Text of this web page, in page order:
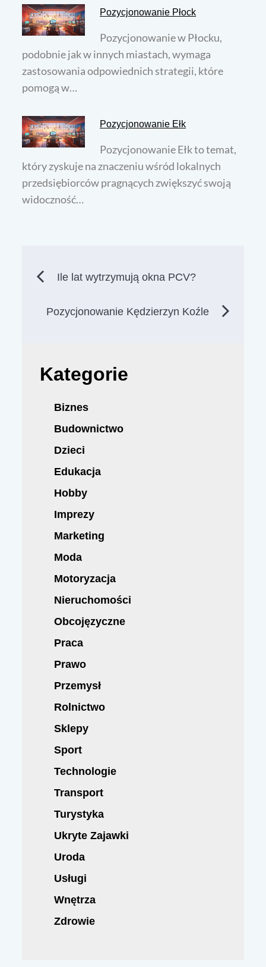
Pozycjonowanie Płock
Pozycjonowanie w Płocku,
podobnie jak w innych miastach, wymaga
zastosowania odpowiednich strategii, które
pomogą w…
Pozycjonowanie Ełk
Pozycjonowanie Ełk to temat,
który zyskuje na znaczeniu wśród lokalnych
przedsiębiorców pragnących zwiększyć swoją
widoczność…
Nawigacja
wpisu
Ile lat wytrzymują okna PCV?
Pozycjonowanie Kędzierzyn Koźle
Kategorie
Biznes
Budownictwo
Dzieci
Edukacja
Hobby
Imprezy
Marketing
Moda
Motoryzacja
Nieruchomości
Obcojęzyczne
Praca
Prawo
Przemysł
Rolnictwo
Sklepy
Sport
Technologie
Transport
Turystyka
Ukryte Zajawki
Uroda
Usługi
Wnętrza
Zdrowie